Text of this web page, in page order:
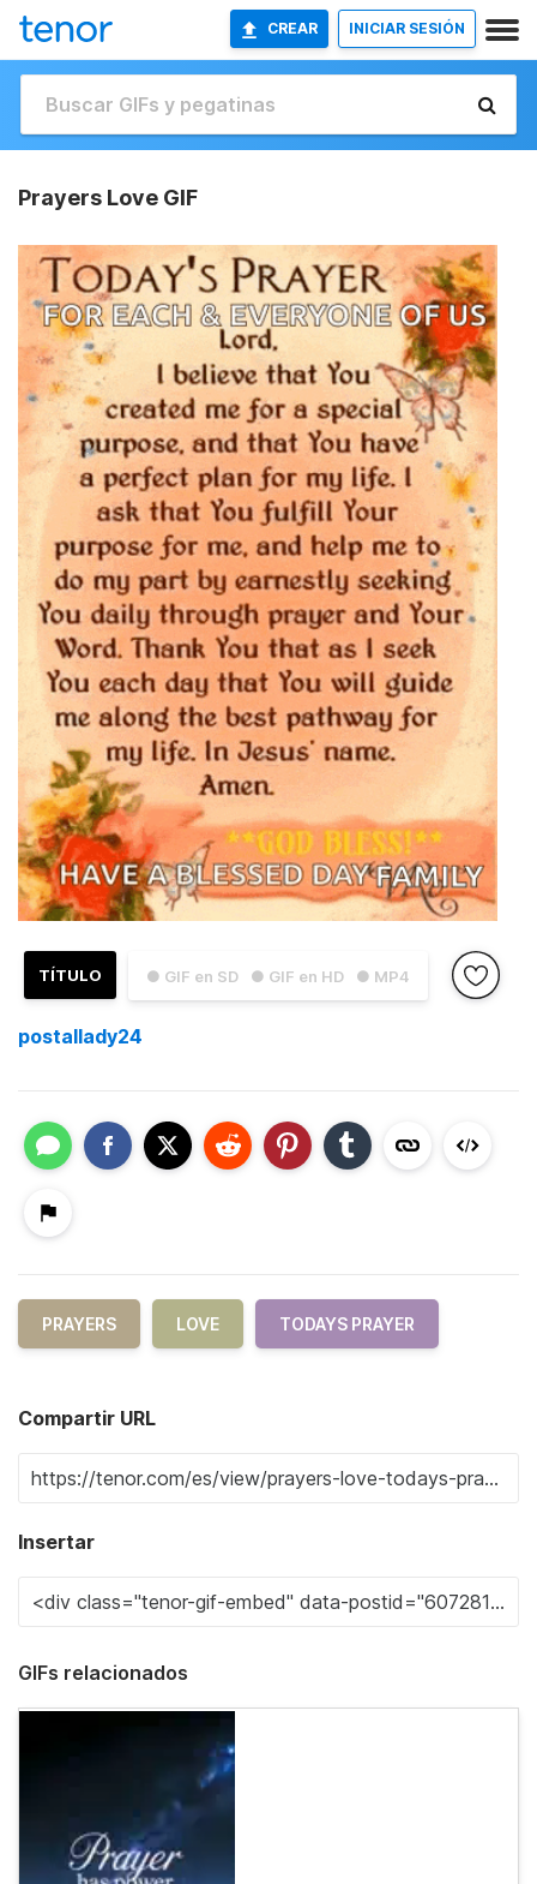
CREAR INICIAR SESIÓN
Prayers Love GIF
● GIF en SD ● GIF en HD ● MP4
TÍTULO
postallady24
PRAYERS LOVE TODAYS PRAYER
Compartir URL
Insertar
GIFs relacionados